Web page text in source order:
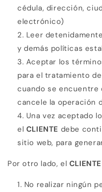
cédula, dirección,
electrónico)
Leer
y demás políticas
Aceptar los
para el tratamiento
cuando se encuentre
cancele la operación
Una vez aceptado
el CLIENTE debe
sitio web, para
Por otro lado, el CLIENTE
No realizar ningún